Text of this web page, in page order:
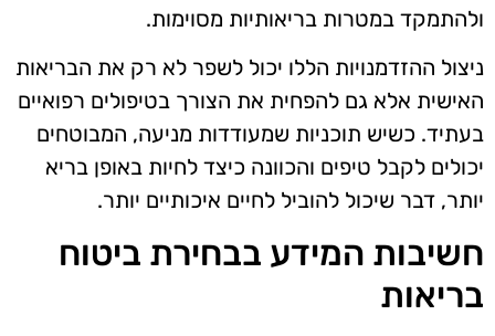
ולהתמקד במטרות בריאותיות מסוימות.
ניצול ההזדמנויות הללו יכול לשפר לא רק את הבריאות
האישית אלא גם להפחית את הצורך בטיפולים רפואיים
בעתיד. כשיש תוכניות שמעודדות מניעה, המבוטחים
יכולים לקבל טיפים והכוונה כיצד לחיות באופן בריא
יותר, דבר שיכול להוביל לחיים איכותיים יותר.
חשיבות המידע בבחירת ביטוח
בריאות